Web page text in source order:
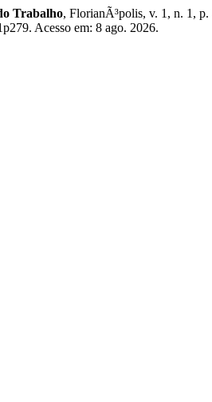
Trabalho, FlorianÃ³polis, v. 1, n. 1,
Acesso em: 8 ago. 2026.